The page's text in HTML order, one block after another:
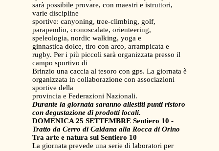
sarà possibile provare, con maestri e istruttori,
varie discipline
sportive: canyoning, tree-climbing, golf,
parapendio, cronoscalate, orienteering,
speleologia, nordic walking, yoga e
ginnastica dolce, tiro con arco, arrampicata e
rugby. Per i più piccoli sarà organizzata presso il
campo sportivo di
Brinzio una caccia al tesoro con gps. La giornata è
organizzata in collaborazione con associazioni
sportive della
provincia e Federazioni Nazionali.
Durante la giornata saranno allestiti punti ristoro
con degustazione di prodotti locali.
DOMENICA 25 SETTEMBRE Sentiero 10 -
Tratto da Cerro di Caldana alla Rocca di Orino
Tra arte e natura sul Sentiero 10
La giornata prevede una serie di laboratori per